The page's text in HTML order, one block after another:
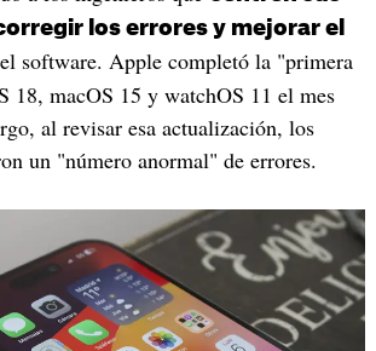
los errores y mejorar el
software. Apple completó la "primera
18, macOS 15 y watchOS 11 el mes
al revisar esa actualización, los
un "número anormal" de errores.